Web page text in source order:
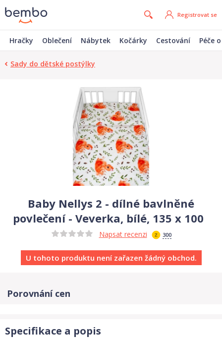
Registrovat se
Hračky Oblečení Nábytek Kočárky Cestování Péče
Sady do dětské postýlky
Baby Nellys 2 - dílné bavlněné
povlečení - Veverka, bílé, 135 x 100
Napsat recenzi 300
U tohoto produktu není zařazen žádný obchod.
Porovnání cen
Specifikace a popis